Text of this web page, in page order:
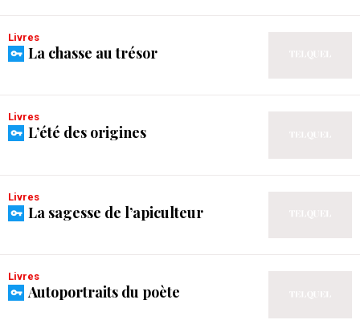
Livres
La chasse au trésor
Livres
L’été des origines
Livres
La sagesse de l’apiculteur
Livres
Autoportraits du poète